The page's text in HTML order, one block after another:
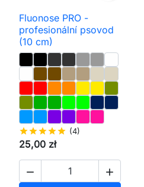
Fluonose PRO -
profesionální psovod
(10 cm)
starstarstarstarstar (4)
25,00 zł
 